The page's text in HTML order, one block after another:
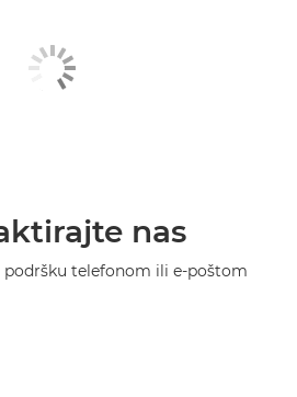
nas
podršku telefonom ili e-poštom